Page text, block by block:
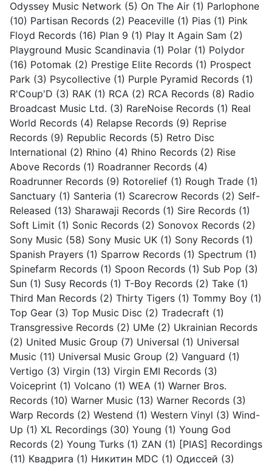
Odyssey Music Network (5) On The Air (1) Parlophone
(10) Partisan Records (2) Peaceville (1) Pias (1) Pink
Floyd Records (16) Plan 9 (1) Play It Again Sam (2)
Playground Music Scandinavia (1) Polar (1) Polydor
(16) Potomak (2) Prestige Elite Records (1) Prospect
Park (3) Psycollective (1) Purple Pyramid Records (1)
R'Coup'D (3) RAK (1) RCA (2) RCA Records (8) Radio
Broadcast Music Ltd. (3) RareNoise Records (1) Real
World Records (4) Relapse Records (9) Reprise
Records (9) Republic Records (5) Retro Disc
International (2) Rhino (4) Rhino Records (2) Rise
Above Records (1) Roadranner Records (4)
Roadrunner Records (9) Rotorelief (1) Rough Trade (1)
Sanctuary (1) Santeria (1) Scarecrow Records (2) Self-
Released (13) Sharawaji Records (1) Sire Records (1)
Soft Limit (1) Sonic Records (2) Sonovox Records (2)
Sony Music (58) Sony Music UK (1) Sony Records (1)
Spanish Prayers (1) Sparrow Records (1) Spectrum (1)
Spinefarm Records (1) Spoon Records (1) Sub Pop (3)
Sun (1) Susy Records (1) T-Boy Records (2) Take (1)
Third Man Records (2) Thirty Tigers (1) Tommy Boy (1)
Top Gear (3) Top Music Disc (2) Tradecraft (1)
Transgressive Records (2) UMe (2) Ukrainian Records
(2) United Music Group (7) Universal (1) Universal
Music (11) Universal Music Group (2) Vanguard (1)
Vertigo (3) Virgin (13) Virgin EMI Records (3)
Voiceprint (1) Volcano (1) WEA (1) Warner Bros.
Records (10) Warner Music (13) Warner Records (3)
Warp Records (2) Westend (1) Western Vinyl (3) Wind-
Up (1) XL Recordings (30) Young (1) Young God
Records (2) Young Turks (1) ZAN (1) [PIAS] Recordings
(11) Квадрига (1) Никитин MDC (1) Одиссей (3)